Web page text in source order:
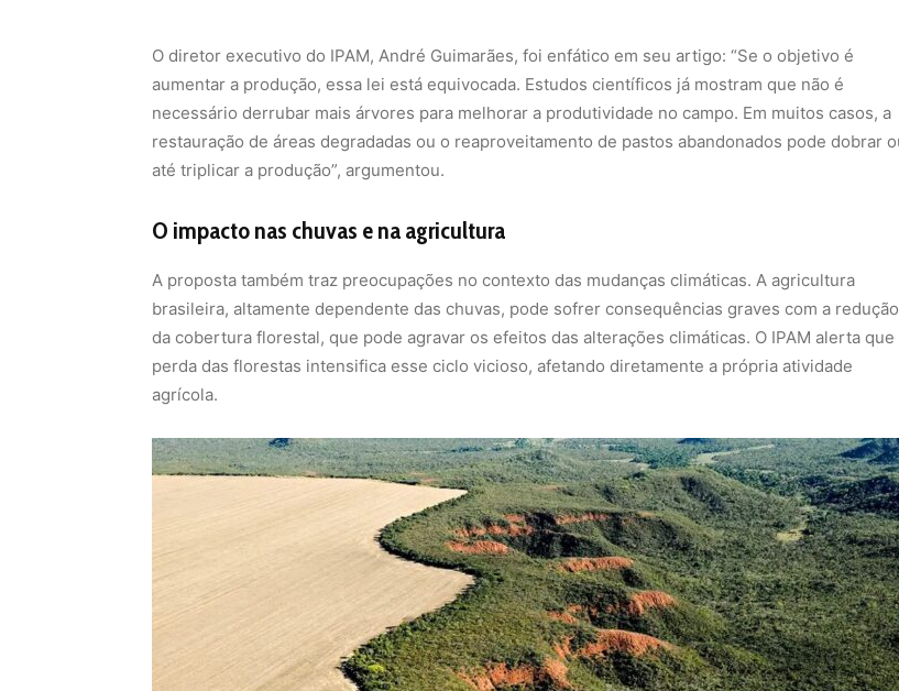
O impacto nas chuvas e na agricultura
A proposta também traz preocupações no contexto das mudanças climáticas. A agricultura
brasileira, altamente dependente das chuvas, pode sofrer consequências graves com a redução
da cobertura florestal, que pode agravar os efeitos das alterações climáticas. O IPAM alerta que a
agrícola.